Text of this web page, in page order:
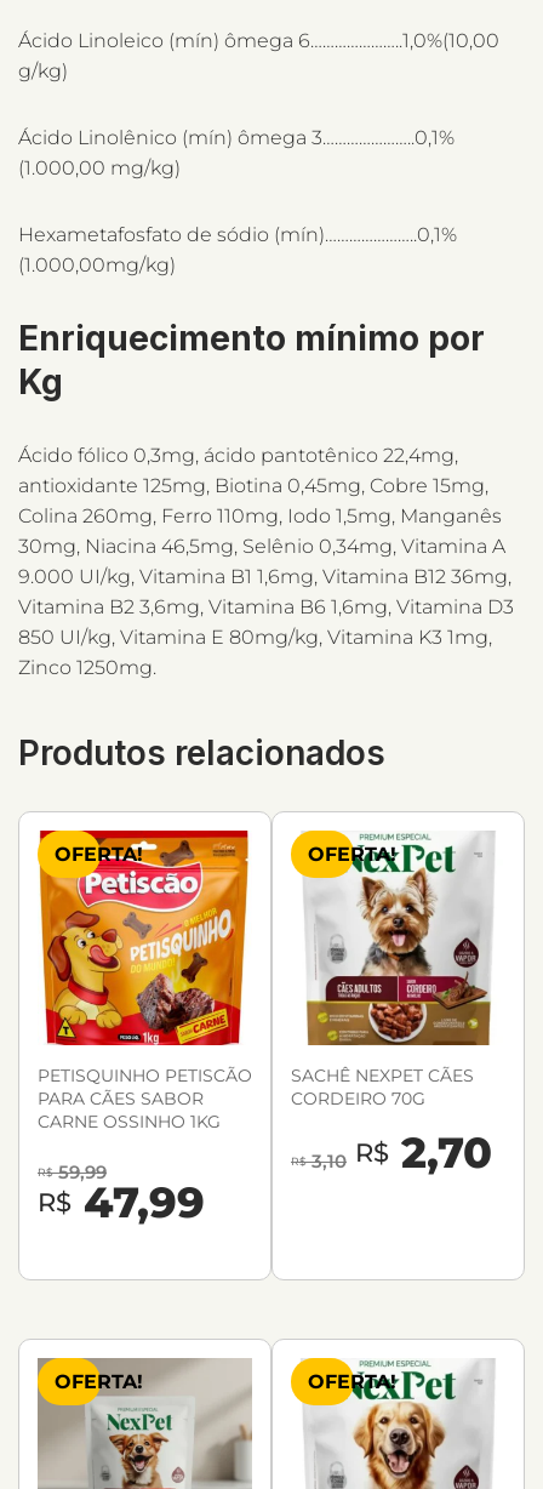
Ácido Linoleico (mín) ômega 6…………………..1,0%(10,00
g/kg)
Ácido Linolênico (mín) ômega 3…………………..0,1%
(1.000,00 mg/kg)
Hexametafosfato de sódio (mín)…………………..0,1%
(1.000,00mg/kg)
Enriquecimento mínimo por
Kg
Ácido fólico 0,3mg, ácido pantotênico 22,4mg,
antioxidante 125mg, Biotina 0,45mg, Cobre 15mg,
Colina 260mg, Ferro 110mg, Iodo 1,5mg, Manganês
30mg, Niacina 46,5mg, Selênio 0,34mg, Vitamina A
9.000 UI/kg, Vitamina B1 1,6mg, Vitamina B12 36mg,
Vitamina B2 3,6mg, Vitamina B6 1,6mg, Vitamina D3
850 UI/kg, Vitamina E 80mg/kg, Vitamina K3 1mg,
Zinco 1250mg.
Produtos relacionados
OFERTA!
PETISQUINHO PETISCÃO
PARA CÃES SABOR
CARNE OSSINHO 1KG
R$59,99
R$ 47,99
OFERTA!
SACHÊ NEXPET CÃES
CORDEIRO 70G
R$3,10 R$ 2,70
OFERTA! OFERTA!